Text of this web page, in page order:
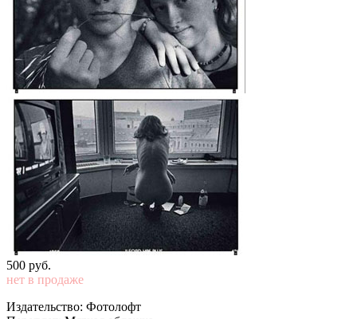
500 pуб.
нет в продаже
Издательство: Фотолофт